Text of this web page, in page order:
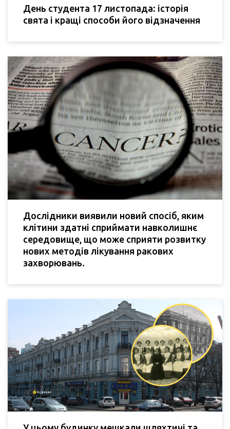
День студента 17 листопада: історія
свята і кращі способи його відзначення
Дослідники виявили новий спосіб, яким
клітини здатні сприймати навколишнє
середовище, що може сприяти розвитку
нових методів лікування ракових
захворювань.